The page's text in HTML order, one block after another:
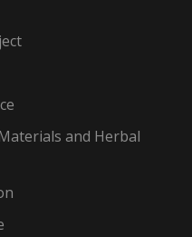
and Herbal